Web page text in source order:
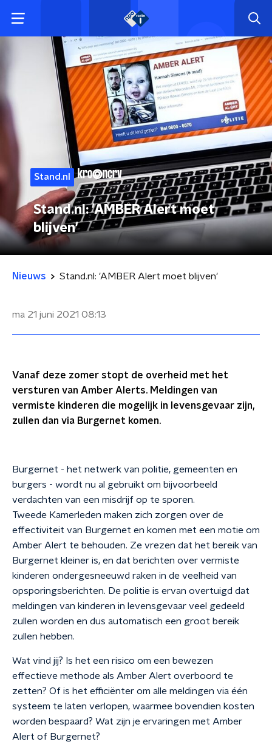
Stand.nl
Stand.nl: 'AMBER Alert moet
blijven'
Nieuws Stand.nl: 'AMBER Alert moet blijven'
ma 21 juni 2021 08:13
Vanaf deze zomer stopt de overheid met het
versturen van Amber Alerts. Meldingen van
vermiste kinderen die mogelijk in levensgevaar zijn,
zullen dan via Burgernet komen.
Burgernet - het netwerk van politie, gemeenten en
burgers - wordt nu al gebruikt om bijvoorbeeld
verdachten van een misdrijf op te sporen.
Tweede Kamerleden maken zich zorgen over de
effectiviteit van Burgernet en komen met een motie om
Amber Alert te behouden. Ze vrezen dat het bereik van
Burgernet kleiner is, en dat berichten over vermiste
kinderen ondergesneeuwd raken in de veelheid van
opsporingsberichten. De politie is ervan overtuigd dat
meldingen van kinderen in levensgevaar veel gedeeld
zullen worden en dus automatisch een groot bereik
zullen hebben.
Wat vind jij? Is het een risico om een bewezen
effectieve methode als Amber Alert overboord te
zetten? Of is het efficiënter om alle meldingen via één
systeem te laten verlopen, waarmee bovendien kosten
worden bespaard? Wat zijn je ervaringen met Amber
Alert of Burgernet?